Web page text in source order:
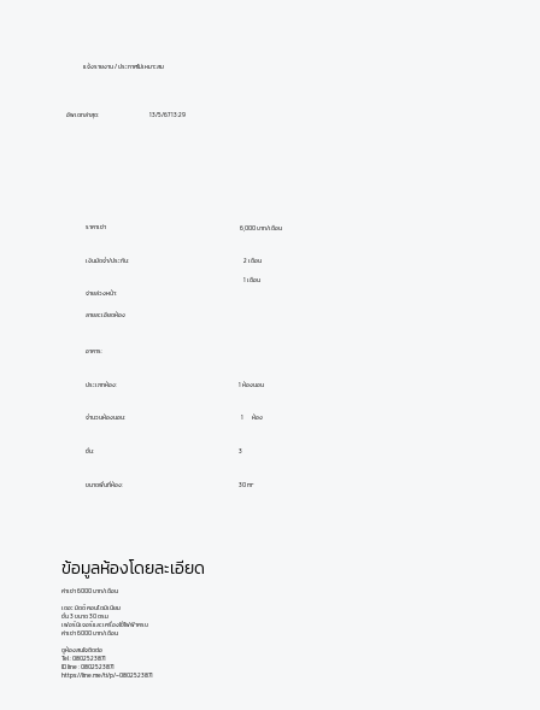
อัพเดทล่าสุด: 13/5/67 13:29
แจ้งรายงาน / ประกาศไม่เหมาะสม
ข้อมูลห้องโดยละเอียด
ค่าเช่า 6000 บาท/เดือน
เดอะ มิดด์ คอนโดมิเนียม
ชั้น 3 ขนาด 30 ตรม
เฟอร์นิเจอร์และเครื่องใช้ไฟฟ้าครบ
ค่าเช่า 6000 บาท/เดือน
ดูห้องสนใจติดต่อ
Tel : 0802523871
ID line : 0802523871
https://line.me/ti/p/~0802523871
ลายละเอียดห้อง
อาคาร:
ประเภทห้อง:
จำนวนห้องนอน:
ชั้น:
ขนาดพื้นที่ห้อง:
1 ห้องนอน
1
3
30 m²
ห้อง
ราคาเช่า
เงินมัดจำ/ประกัน:
จ่ายล่วงหน้า:
6,000 บาท/เดือน
2 เดือน
1 เดือน